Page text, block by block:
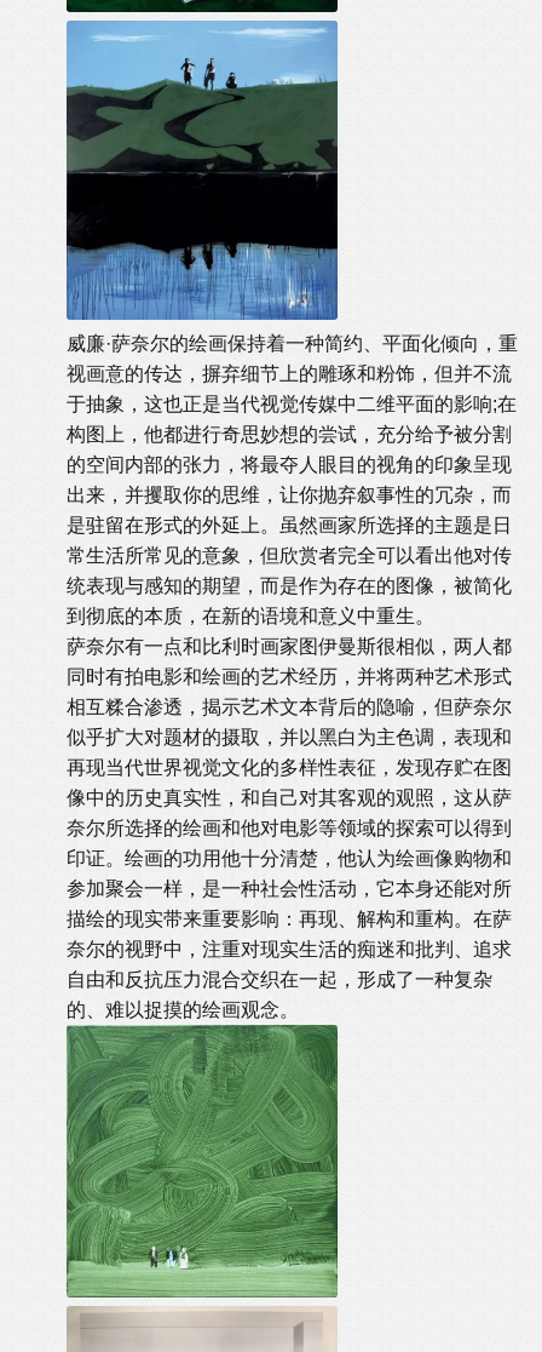
威廉·萨奈尔的绘画保持着一种简约、平面化倾向，重
视画意的传达，摒弃细节上的雕琢和粉饰，但并不流
于抽象，这也正是当代视觉传媒中二维平面的影响;在
构图上，他都进行奇思妙想的尝试，充分给予被分割
的空间内部的张力，将最夺人眼目的视角的印象呈现
出来，并攫取你的思维，让你抛弃叙事性的冗杂，而
是驻留在形式的外延上。虽然画家所选择的主题是日
常生活所常见的意象，但欣赏者完全可以看出他对传
统表现与感知的期望，而是作为存在的图像，被简化
到彻底的本质，在新的语境和意义中重生。
萨奈尔有一点和比利时画家图伊曼斯很相似，两人都
同时有拍电影和绘画的艺术经历，并将两种艺术形式
相互糅合渗透，揭示艺术文本背后的隐喻，但萨奈尔
似乎扩大对题材的摄取，并以黑白为主色调，表现和
再现当代世界视觉文化的多样性表征，发现存贮在图
像中的历史真实性，和自己对其客观的观照，这从萨
奈尔所选择的绘画和他对电影等领域的探索可以得到
印证。绘画的功用他十分清楚，他认为绘画像购物和
参加聚会一样，是一种社会性活动，它本身还能对所
描绘的现实带来重要影响：再现、解构和重构。在萨
奈尔的视野中，注重对现实生活的痴迷和批判、追求
自由和反抗压力混合交织在一起，形成了一种复杂
的、难以捉摸的绘画观念。